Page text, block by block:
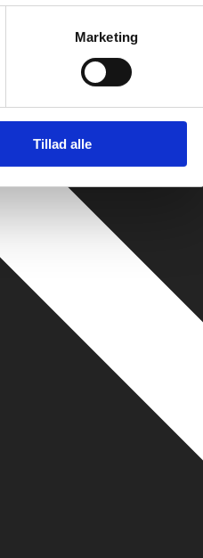
Marketing
Tillad alle